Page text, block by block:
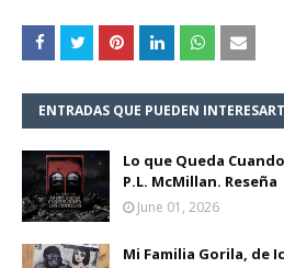
ENTRADAS QUE PUEDEN
Lo que Queda
P.L. McMillan. Reseña
June 01, 2026
Mi Familia Gorila, de